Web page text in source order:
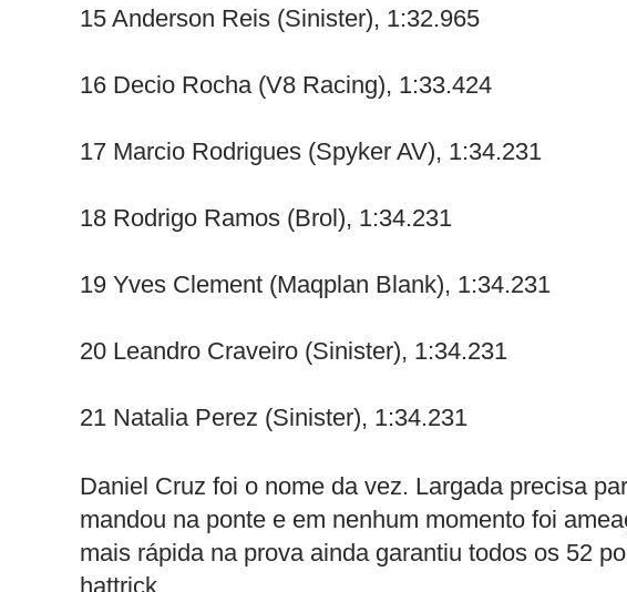
15 Anderson Reis (Sinister), 1:32.965
16 Decio Rocha (V8 Racing), 1:33.424
17 Marcio Rodrigues (Spyker AV), 1:34.231
18 Rodrigo Ramos (Brol), 1:34.231
19 Yves Clement (Maqplan Blank), 1:34.231
20 Leandro Craveiro (Sinister), 1:34.231
21 Natalia Perez (Sinister), 1:34.231
Daniel Cruz foi o nome da vez. Largada precisa
mandou na ponte e em nenhum momento foi
mais rápida na prova ainda garantiu todos os 52
hattrick.